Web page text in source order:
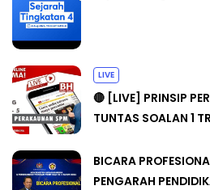
LIVE
🔴 [LIVE] PRINSIP
TUNTAS SOALAN 1
BICARA
PENGARAH